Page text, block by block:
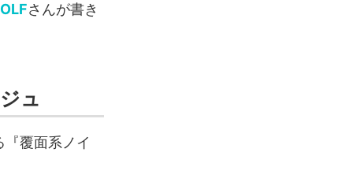
さんが書き
ュ
覆面系ノイ